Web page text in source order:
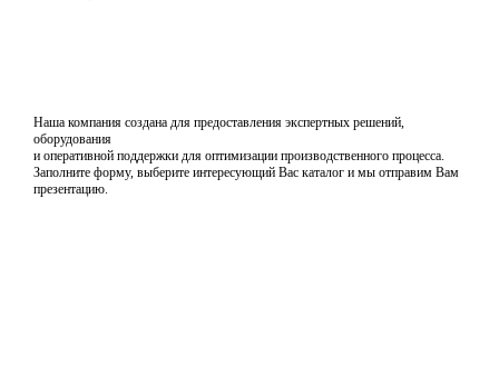
Наша компания создана для предоставления экспертных решений,
оборудования
и оперативной поддержки для оптимизации производственного процесса.
Заполните форму, выберите интересующий Вас каталог и мы отправим Вам
презентацию.